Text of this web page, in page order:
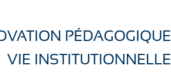
PÉDAGOGIQUE
VIE INSTITUTIONNELLE